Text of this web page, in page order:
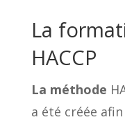
La
HACCP
La méthode
a été créée afin